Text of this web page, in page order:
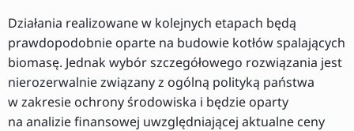
Działania realizowane w kolejnych etapach będą
prawdopodobnie oparte na budowie kotłów spalających
biomasę. Jednak wybór szczegółowego rozwiązania jest
nierozerwalnie związany z ogólną polityką państwa
w zakresie ochrony środowiska i będzie oparty
na analizie finansowej uwzględniającej aktualne ceny